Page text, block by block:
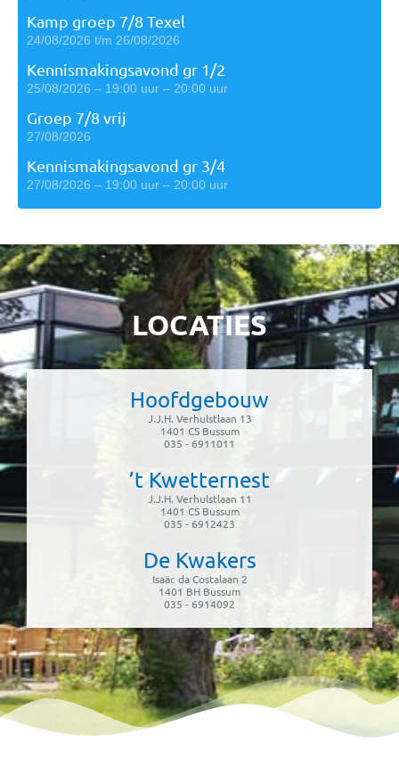
Kamp groep 7/8 Texel
24/08/2026 t/m 26/08/2026
Kennismakingsavond gr 1/2
25/08/2026 – 19:00 uur – 20:00 uur
Groep 7/8 vrij
27/08/2026
Kennismakingsavond gr 3/4
27/08/2026 – 19:00 uur – 20:00 uur
LOCATIES
Hoofdgebouw
J.J.H. Verhulstlaan 13
1401 CS Bussum
035 - 6911011
’t Kwetternest
J.J.H. Verhulstlaan 11
1401 CS Bussum
035 - 6912423
De Kwakers
Isaäc da Costalaan 2
1401 BH Bussum
035 - 6914092